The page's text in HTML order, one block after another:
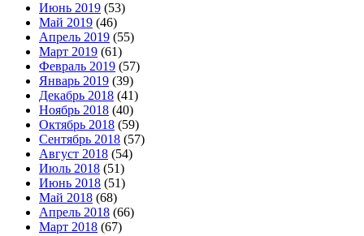
Июнь 2019 (53)
Май 2019 (46)
Апрель 2019 (55)
Март 2019 (61)
Февраль 2019 (57)
Январь 2019 (39)
Декабрь 2018 (41)
Ноябрь 2018 (40)
Октябрь 2018 (59)
Сентябрь 2018 (57)
Август 2018 (54)
Июль 2018 (51)
Июнь 2018 (51)
Май 2018 (68)
Апрель 2018 (66)
Март 2018 (67)